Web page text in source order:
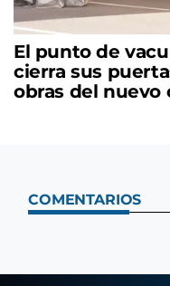
El punto de
cierra sus
obras del nuevo
COMENTARIOS